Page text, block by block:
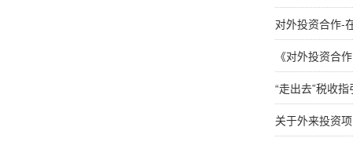
对外投资合作-
《对外投资合
“走出去”税收指
关于外来投资